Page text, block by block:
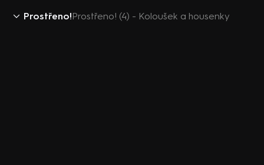
Prostřeno!Prostřeno! (4) - Koloušek a housenky